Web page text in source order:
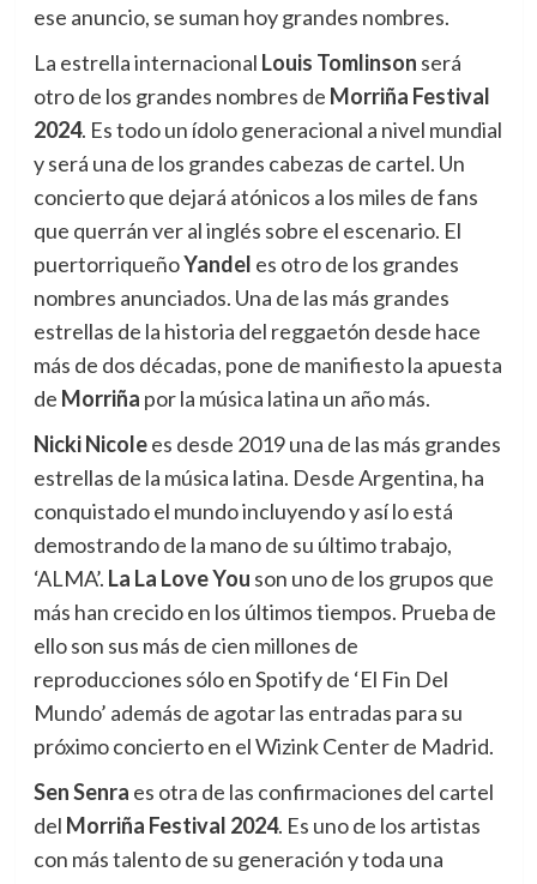
ese anuncio, se suman hoy grandes nombres.
La estrella internacional Louis Tomlinson será
otro de los grandes nombres de Morriña Festival
2024. Es todo un ídolo generacional a nivel mundial
y será una de los grandes cabezas de cartel. Un
concierto que dejará atónicos a los miles de fans
que querrán ver al inglés sobre el escenario. El
puertorriqueñoYandel es otro de los grandes
nombres anunciados. Una de las más grandes
estrellas de la historia del reggaetón desde hace
más de dos décadas, pone de manifiesto la apuesta
de Morriña por la música latina un año más.
Nicki Nicolees desde 2019 una de las más grandes
estrellas de la música latina. Desde Argentina, ha
conquistado el mundo incluyendo y así lo está
demostrando de la mano de su último trabajo,
‘ALMA’. La La Love You son uno de los grupos que
más han crecido en los últimos tiempos. Prueba de
ello son sus más de cien millones de
reproducciones sólo en Spotify de ‘El Fin Del
Mundo’ además de agotar las entradas para su
próximo concierto en el Wizink Center de Madrid.
Sen Senra es otra de las confirmaciones del cartel
del Morriña Festival 2024. Es uno de los artistas
con más talento de su generación y toda una